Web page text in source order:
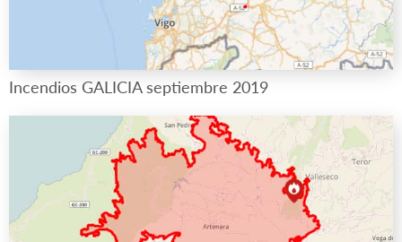
Incendios GALICIA septiembre 2019